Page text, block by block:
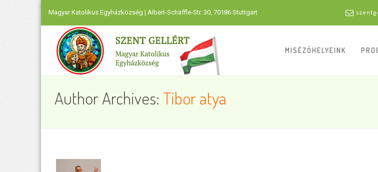
Magyar Katolikus Egyházközség | Albert-Schäffle-Str. 30, 70186 Stuttgart
MISÉZŐHELYEINK
Author Archives: Tibor atya